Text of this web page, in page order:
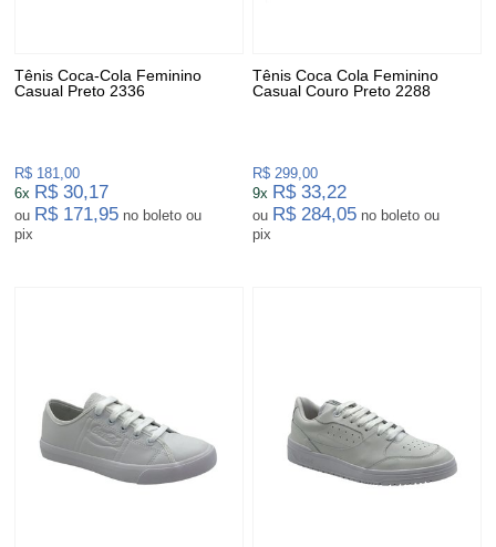
Tênis Coca-Cola Feminino
Casual Preto 2336
R$ 181,00
6x R$ 30,17
ou R$ 171,95 no boleto ou
pix
Tênis Coca Cola Feminino
Casual Couro Preto 2288
R$ 299,00
9x R$ 33,22
ou R$ 284,05 no boleto ou
pix